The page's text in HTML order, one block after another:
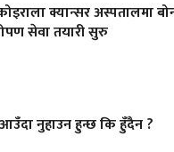
क्यान्सर अस्पतालमा
सेवा तयारी सुरु
नुहाउन हुन्छ कि हुँदैन ?